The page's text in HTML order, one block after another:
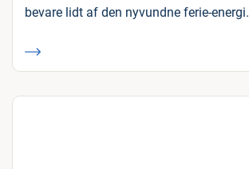
bevare lidt af den nyvundne ferie-energi.